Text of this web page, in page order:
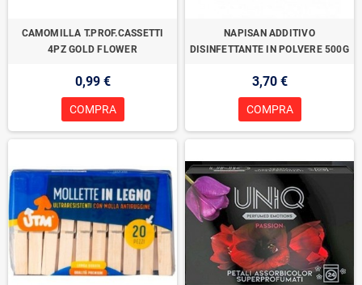
CAMOMILLA T.PROF.CASSETTI
4PZ GOLD FLOWER
0,99 €
COMPRA
NAPISAN ADDITIVO
DISINFETTANTE IN POLVERE 500G
3,70 €
COMPRA